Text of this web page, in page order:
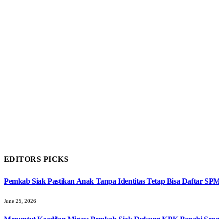
EDITORS PICKS
Pemkab Siak Pastikan Anak Tanpa Identitas Tetap Bisa Daftar
June 25, 2026